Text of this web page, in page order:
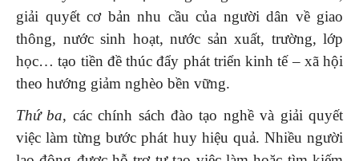
giải quyết cơ bản nhu cầu của người dân về giao
thông, nước sinh hoạt, nước sản xuất, trường, lớp
học… tạo tiền đề thúc đẩy phát triển kinh tế – xã hội
theo hướng giảm nghèo bền vững.
Thứ ba, các chính sách đào tạo nghề và giải quyết
việc làm từng bước phát huy hiệu quả. Nhiều người